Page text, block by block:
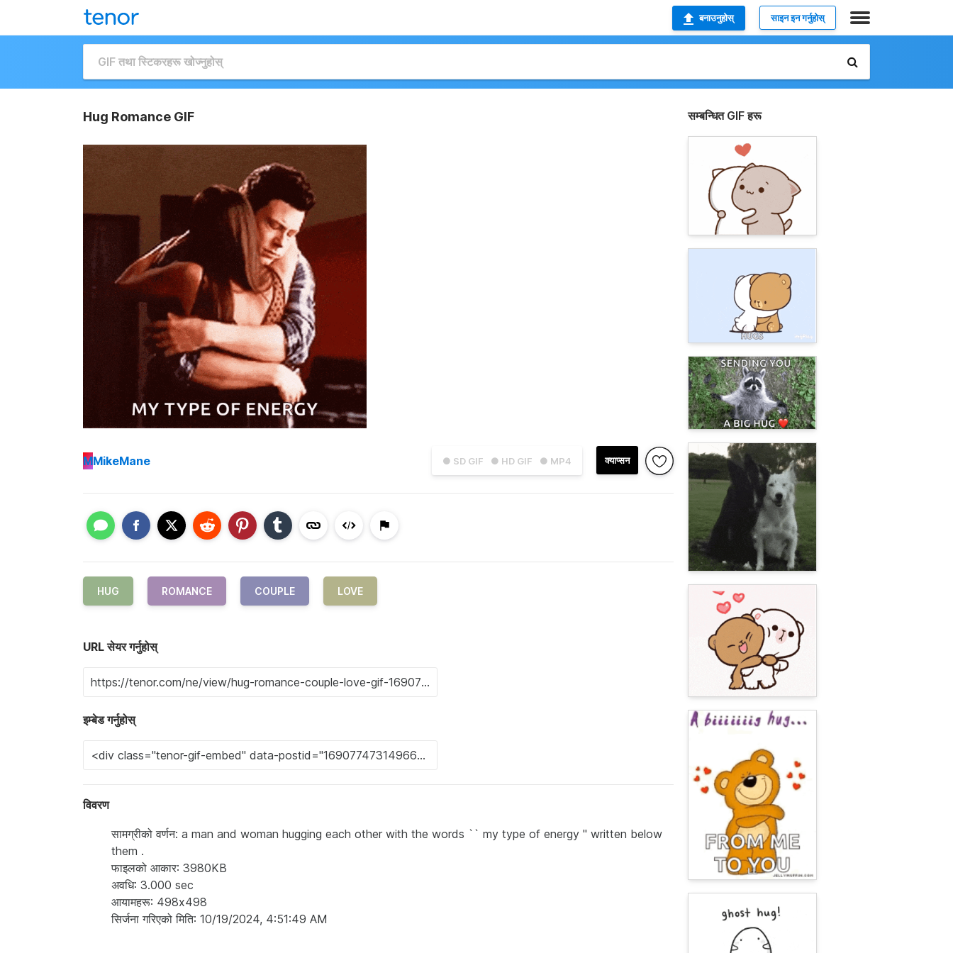
बनाउनुहोस् साइन इन गर्नुहोस्
Hug Romance GIF
● SD GIF ● HD GIF ● MP4 क्याप्सन
MMikeMane
HUG ROMANCE COUPLE LOVE
URL सेयर गर्नुहोस्
इम्बेड गर्नुहोस्
विवरण
सामग्रीको वर्णन: a man and woman hugging each other with the words `` my type of energy '' written below
them .
फाइलको आकार: 3980KB
अवधि: 3.000 sec
आयामहरू: 498x498
सिर्जना गरिएको मिति: 10/19/2024, 4:51:49 AM
सम्बन्धित GIF हरू